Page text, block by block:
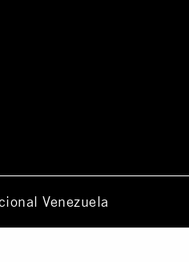
Venezuela